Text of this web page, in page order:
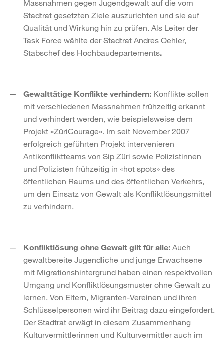
Massnahmen gegen Jugendgewalt auf die vom
Stadtrat gesetzten Ziele auszurichten und sie auf
Qualität und Wirkung hin zu prüfen. Als Leiter der
Task Force wählte der Stadtrat Andres Oehler,
Stabschef des Hochbaudepartements.
Gewalttätige Konflikte verhindern: Konflikte sollen
mit verschiedenen Massnahmen frühzeitig erkannt
und verhindert werden, wie beispielsweise dem
Projekt «ZüriCourage». Im seit November 2007
erfolgreich geführten Projekt intervenieren
Antikonfliktteams von Sip Züri sowie Polizistinnen
und Polizisten frühzeitig in «hot spots» des
öffentlichen Raums und des öffentlichen Verkehrs,
um den Einsatz von Gewalt als Konfliktlösungsmittel
zu verhindern.
Konfliktlösung ohne Gewalt gilt für alle: Auch
gewaltbereite Jugendliche und junge Erwachsene
mit Migrationshintergrund haben einen respektvollen
Umgang und Konfliktlösungsmuster ohne Gewalt zu
lernen. Von Eltern, Migranten-Vereinen und ihren
Schlüsselpersonen wird ihr Beitrag dazu eingefordert.
Der Stadtrat erwägt in diesem Zusammenhang
Kulturvermittlerinnen und Kulturvermittler auch im